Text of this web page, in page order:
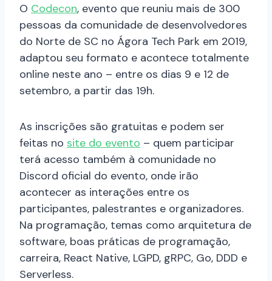
O Codecon, evento que reuniu mais de 300
pessoas da comunidade de desenvolvedores
do Norte de SC no Ágora Tech Park em 2019,
adaptou seu formato e acontece totalmente
online neste ano – entre os dias 9 e 12 de
setembro, a partir das 19h.
As inscrições são gratuitas e podem ser
feitas no site do evento – quem participar
terá acesso também à comunidade no
Discord oficial do evento, onde irão
acontecer as interações entre os
participantes, palestrantes e organizadores.
Na programação, temas como arquitetura de
software, boas práticas de programação,
carreira, React Native, LGPD, gRPC, Go, DDD e
Serverless.